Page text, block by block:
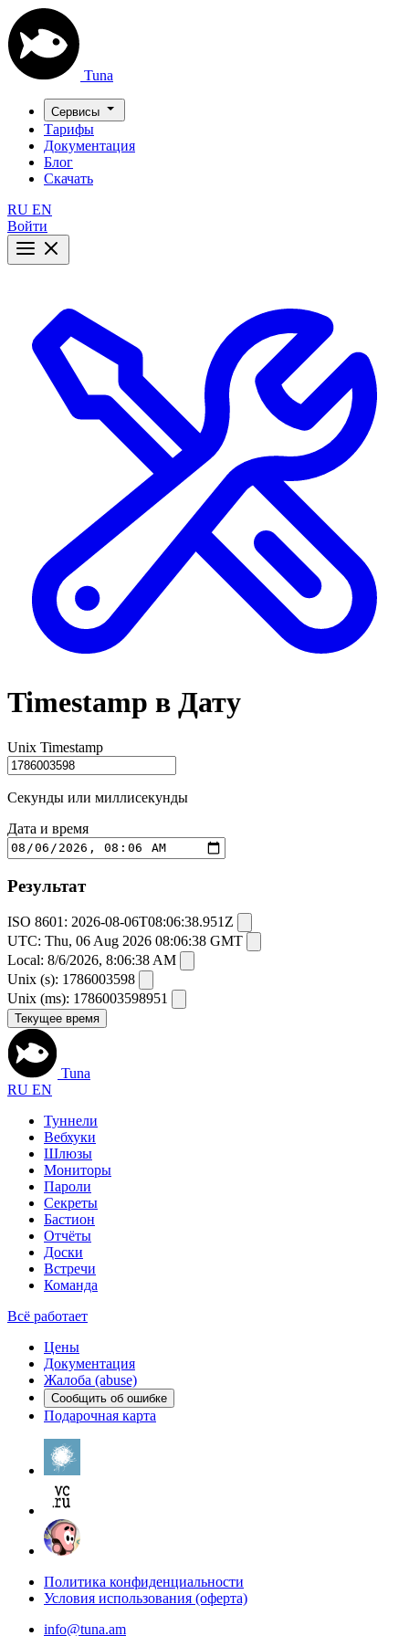
Tuna
Сервисы
Тарифы
Документация
Блог
Скачать
RU EN
Войти
Timestamp в Дату
Unix Timestamp
Секунды или миллисекунды
Дата и время
Результат
ISO 8601: 2026-08-06T08:06:38.951Z
UTC: Thu, 06 Aug 2026 08:06:38 GMT
Local: 8/6/2026, 8:06:38 AM
Unix (s): 1786003598
Unix (ms): 1786003598951
Текущее время
Tuna
RU EN
Туннели
Вебхуки
Шлюзы
Мониторы
Пароли
Секреты
Бастион
Отчёты
Доски
Встречи
Команда
Всё работает
Цены
Документация
Жалоба (abuse)
Сообщить об ошибке
Подарочная карта
Политика конфиденциальности
Условия использования (оферта)
info@tuna.am